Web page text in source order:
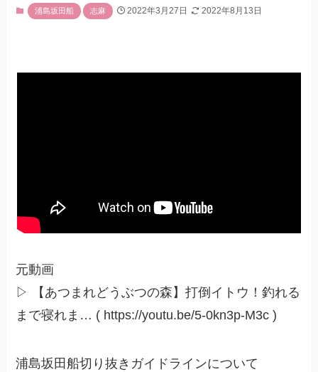
浦島坂田船 志麻 2022年3月27日 2022年8月13日
元動画
▷ 【あつまれどうぶつの森】打倒イトウ！釣れる
まで寝れま… ( https://youtu.be/5-0kn3p-M3c )
浦島坂田船切り抜きガイドラインについて